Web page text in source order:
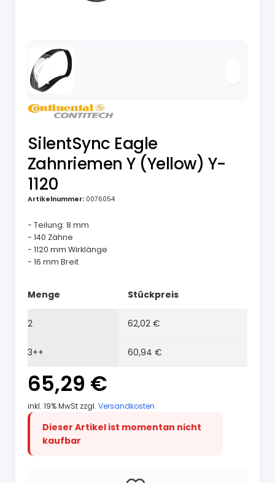
SilentSync Eagle
Zahnriemen Y (Yellow) Y-
1120
Artikelnummer: 0076054
- Teilung: 8 mm
- 140 Zähne
- 1120 mm Wirklänge
- 16 mm Breit
Menge Stückpreis
2 62,02 €
3++ 60,94 €
65,29 €
inkl. 19% MwSt zzgl. Versandkosten
Dieser Artikel ist momentan nicht
kaufbar